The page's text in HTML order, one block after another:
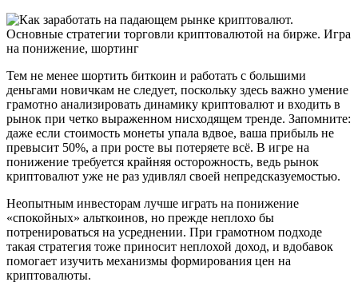
Тем не менее шортить биткоин и работать с большими
деньгами новичкам не следует, поскольку здесь важно умение
грамотно анализировать динамику криптовалют и входить в
рынок при четко выраженном нисходящем тренде. Запомните:
даже если стоимость монеты упала вдвое, ваша прибыль не
превысит 50%, а при росте вы потеряете всё. В игре на
понижение требуется крайняя осторожность, ведь рынок
криптовалют уже не раз удивлял своей непредсказуемостью.
Неопытным инвесторам лучше играть на понижение
«спокойных» альткоинов, но прежде неплохо бы
потренироваться на усреднении. При грамотном подходе
такая стратегия тоже приносит неплохой доход, и вдобавок
помогает изучить механизмы формирования цен на
криптовалюты.